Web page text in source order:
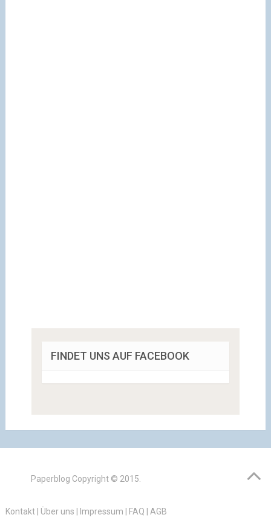
FINDET UNS AUF FACEBOOK
Paperblog Copyright © 2015.
Kontakt| Über uns Impressum FAQ AGB